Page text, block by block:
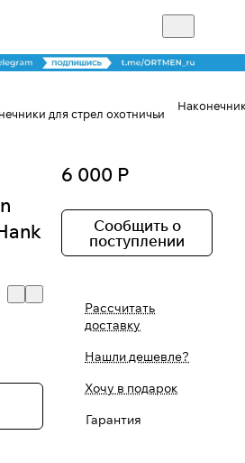
для стрел охотничьи
6 000 Р
Сообщить о
поступлении
Рассчитать
доставку
Нашли дешевле?
Хочу в подарок
Гарантия